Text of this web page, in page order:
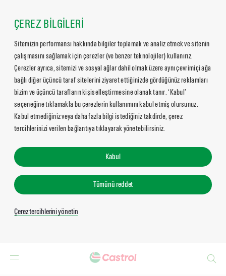
ÇEREZ BİLGİLERİ
Sitemizin performansı hakkında bilgiler toplamak ve analiz etmek ve sitenin
çalışmasını sağlamak için çerezler (ve benzer teknolojiler) kullanırız.
Çerezler ayrıca, sitemizi ve sosyal ağlar dahil olmak üzere aynı çevrimiçi ağa
bağlı diğer üçüncü taraf sitelerini ziyaret ettiğinizde gördüğünüz reklamları
bizim ve üçüncü tarafların kişiselleştirmesine olanak tanır. ‘Kabul’
seçeneğine tıklamakla bu çerezlerin kullanımını kabul etmiş olursunuz.
Kabul etmediğiniz veya daha fazla bilgi istediğiniz takdirde, çerez
tercihlerinizi verilen bağlantıya tıklayarak yönetebilirsiniz.
Kabul
Tümünü reddet
Çerez tercihlerini yönetin